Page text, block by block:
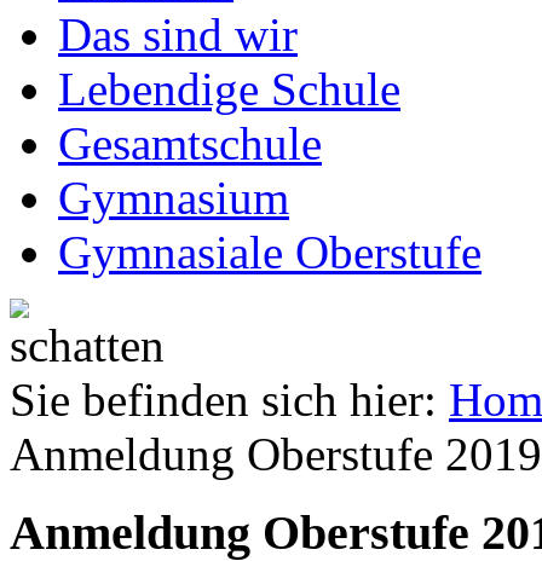
Das sind wir
Lebendige Schule
Gesamtschule
Gymnasium
Gymnasiale Oberstufe
Sie befinden sich hier:
Anmeldung Oberstufe
Anmeldung Oberstufe